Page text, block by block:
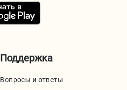
Поддержка
Вопросы и ответы